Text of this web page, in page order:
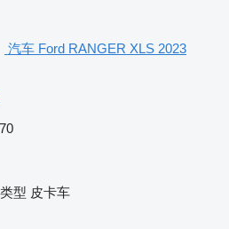
汽车 Ford RANGER XLS 2023
型 皮卡车